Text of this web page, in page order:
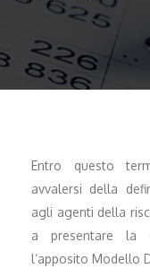
Entro questo
avvalersi della
agli agenti della
a presentare la
l’apposito Modello